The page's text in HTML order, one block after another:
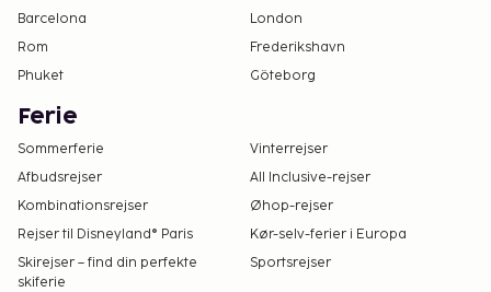
Barcelona
London
Rom
Frederikshavn
Phuket
Göteborg
Ferie
Sommerferie
Vinterrejser
Afbudsrejser
All Inclusive-rejser
Kombinationsrejser
Øhop-rejser
Rejser til Disneyland® Paris
Kør-selv-ferier i Europa
Skirejser – find din perfekte
skiferie
Sportsrejser